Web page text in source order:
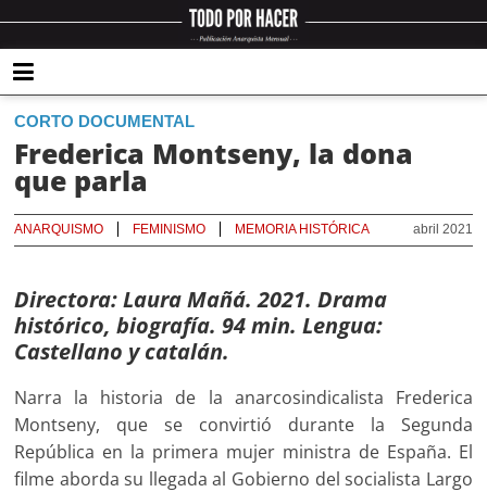
CORTO DOCUMENTAL
Frederica Montseny, la dona
que parla
abril 2021
ANARQUISMO FEMINISMO MEMORIA HISTÓRICA
Directora:Laura Mañá. 2021. Drama
histórico, biografía. 94 min. Lengua:
Castellano y catalán.
Narra la historia de la anarcosindicalista Frederica
Montseny, que se convirtió durante la Segunda
República en la primera mujer ministra de España. El
filme aborda su llegada al Gobierno del socialista Largo